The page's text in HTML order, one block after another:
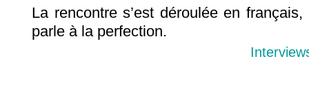
La rencontre s’est déroulée en
parle à la perfection.